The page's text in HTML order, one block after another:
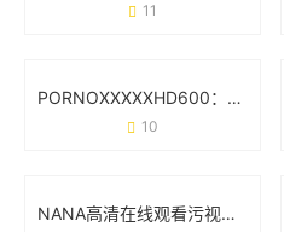
11
PORNOⅩXXXXHD600：当技术参数成为行业现象级标签
10
NANA高清在线观看污视频完整版：你需要知道的那些事